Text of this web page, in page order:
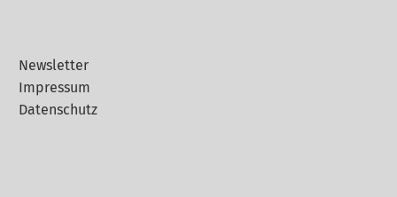
Newsletter
Impressum
Datenschutz